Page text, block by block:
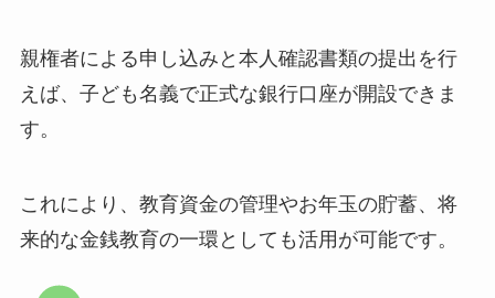
親権者による申し込みと本人確認書類の提出を行
えば、子ども名義で正式な銀行口座が開設できま
す。
これにより、教育資金の管理やお年玉の貯蓄、将
来的な金銭教育の一環としても活用が可能です。